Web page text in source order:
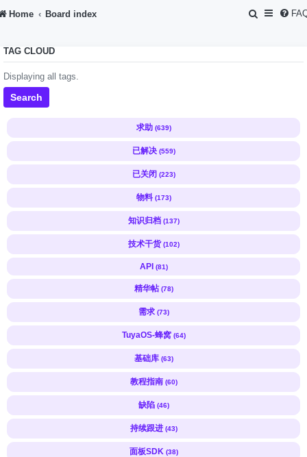
Home Board index
S
TAG CLOUD
Displaying all tags.
Search
求助 (639)
已解决 (559)
已关闭 (223)
物料 (173)
知识归档 (137)
技术干货 (102)
API (81)
精华帖 (78)
需求 (73)
TuyaOS-蜂窝 (64)
基础库 (63)
教程指南 (60)
缺陷 (46)
持续跟进 (43)
面板SDK (38)